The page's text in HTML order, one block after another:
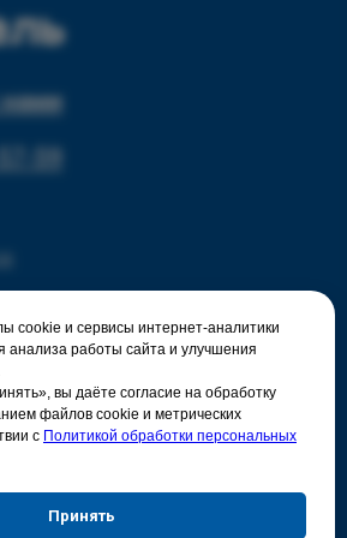
cookie и сервисы интернет-аналитики
анализа работы сайта и улучшения
вы даёте согласие на обработку
файлов cookie и метрических
с Политикой обработки персональных
Принять
Enkelshop.ru